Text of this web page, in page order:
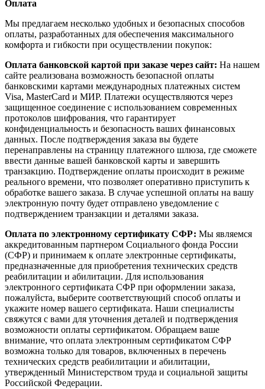
Оплата
Мы предлагаем несколько удобных и безопасных способов
оплаты, разработанных для обеспечения максимального
комфорта и гибкости при осуществлении покупок:
Оплата банковской картой при заказе через сайт: На нашем
сайте реализована возможность безопасной оплаты
банковскими картами международных платежных систем
Visa, MasterCard и МИР. Платежи осуществляются через
защищенное соединение с использованием современных
протоколов шифрования, что гарантирует
конфиденциальность и безопасность ваших финансовых
данных. После подтверждения заказа вы будете
перенаправлены на страницу платежного шлюза, где сможете
ввести данные вашей банковской карты и завершить
транзакцию. Подтверждение оплаты происходит в режиме
реального времени, что позволяет оперативно приступить к
обработке вашего заказа. В случае успешной оплаты на вашу
электронную почту будет отправлено уведомление с
подтверждением транзакции и деталями заказа.
Оплата по электронному сертификату СФР: Мы являемся
аккредитованным партнером Социального фонда России
(СФР) и принимаем к оплате электронные сертификаты,
предназначенные для приобретения технических средств
реабилитации и абилитации. Для использования
электронного сертификата СФР при оформлении заказа,
пожалуйста, выберите соответствующий способ оплаты и
укажите номер вашего сертификата. Наши специалисты
свяжутся с вами для уточнения деталей и подтверждения
возможности оплаты сертификатом. Обращаем ваше
внимание, что оплата электронным сертификатом СФР
возможна только для товаров, включенных в перечень
технических средств реабилитации и абилитации,
утвержденный Министерством труда и социальной защиты
Российской Федерации.